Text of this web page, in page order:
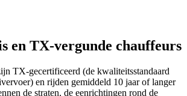
en TX-vergunde chauffeurs
TX-gecertificeerd (de kwaliteitsstandaard
en rijden gemiddeld 10 jaar of langer
de straten, de eenrichtingen rond de